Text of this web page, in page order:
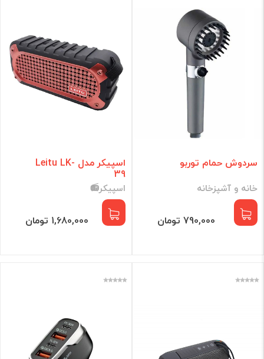
گجت هوشمند
لوازم جانبی
فقط کالاهای موجود
فیلتر براساس قیمت :
تومان سردوش حمام توربو
خانه و آشپزخانه
790,000 تومان
اسپیکر مدل Leitu LK-
39
اسپیکر📻
1,680,000 تومان